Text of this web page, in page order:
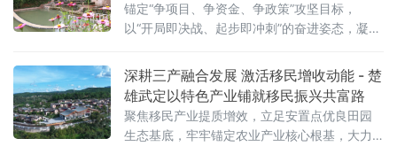
锚定“争项目、争资金、争政策”攻坚目标，
以“开局即决战、起步即冲刺”的奋进姿态，凝心
实现一季度工作高开高走、稳中有进。通过强
队伍、抓落实、兴产业、保稳定、争示范，全
方位夯实移民安置发展根基，切实走好“搬得
出、稳得住、能发展、可致富”的高质量发展之
路，以实干担当书写移民群众美好生活新篇
深耕三产融合发展 激活移民增收动能 - 楚
雄武定以特色产业铺就移民振兴共富路
聚焦移民产业提质增效，立足安置点优良田园
生态基底，牢牢锚定农业产业核心根基，大力